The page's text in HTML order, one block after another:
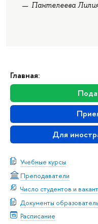
Главная:
Для
Учебные курсы
Преподаватели
Число студентов и
Документы
Расписание
Пантелеева